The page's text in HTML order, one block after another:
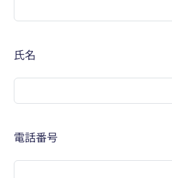
氏名
電話番号